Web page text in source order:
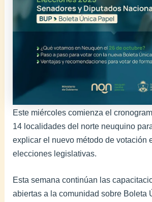
Este miércoles comienza el
14 localidades del norte neuquino
explicar el nuevo método de votación
elecciones legislativas.
Esta semana continúan las
abiertas a la comunidad sobre Boleta